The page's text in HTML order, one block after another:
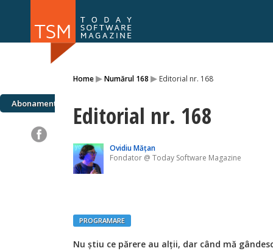
Home▸Numărul 168 ▸ Editorial nr. 168
Abonamente Editorial nr. 168
Ovidiu Mățan
Fondator @ Today Software Magazine
PROGRAMARE
Nu știu ce părere au alții, dar când mă